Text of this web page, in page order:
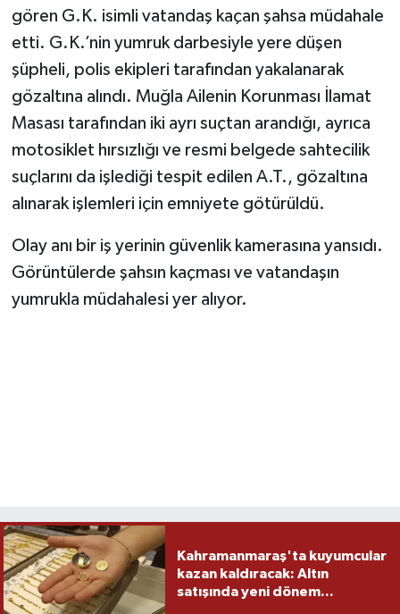
gören G.K. isimli vatandaş kaçan şahsa müdahale
etti. G.K.’nin yumruk darbesiyle yere düşen
şüpheli, polis ekipleri tarafından yakalanarak
gözaltına alındı. Muğla Ailenin Korunması İlamat
Masası tarafından iki ayrı suçtan arandığı, ayrıca
motosiklet hırsızlığı ve resmi belgede sahtecilik
suçlarını da işlediği tespit edilen A.T., gözaltına
alınarak işlemleri için emniyete götürüldü.
Olay anı bir iş yerinin güvenlik kamerasına yansıdı.
Görüntülerde şahsın kaçması ve vatandaşın
yumrukla müdahalesi yer alıyor.
Kahramanmaraş'ta kuyumcular
kazan kaldıracak: Altın
satışında yeni dönem...